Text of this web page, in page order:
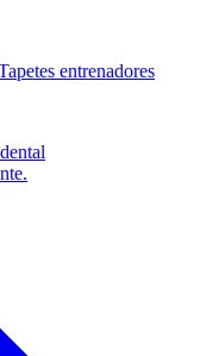
entrenadores